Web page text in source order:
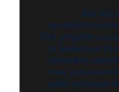
Älä jää
Ota yhteyttä
ja katsotaan
ulkoistettu
muu
askel yrityksesi